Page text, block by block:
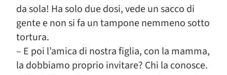
da sola! Ha solo due dosi, vede un sacco di
gente e non si fa un tampone nemmeno sotto
tortura.
– E poi l’amica di nostra figlia, con la mamma,
la dobbiamo proprio invitare? Chi la conosce.